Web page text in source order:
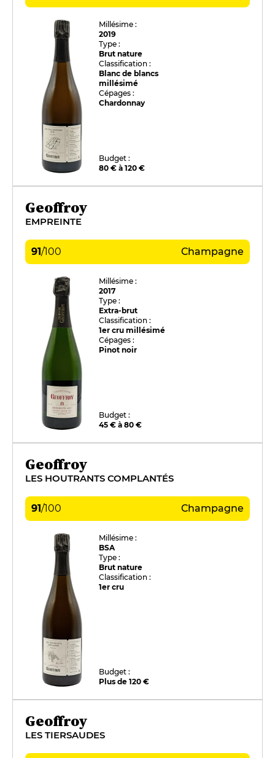
Millésime :
2019
Type :
Brut nature
Classification :
Blanc de blancs
millésimé
Cépages :
Chardonnay
Budget :
80 € à 120 €
Geoffroy
EMPREINTE
91/100 Champagne
Millésime :
2017
Type :
Extra-brut
Classification :
1er cru millésimé
Cépages :
Pinot noir
Budget :
45 € à 80 €
Geoffroy
LES HOUTRANTS COMPLANTÉS
91/100 Champagne
Millésime :
BSA
Type :
Brut nature
Classification :
1er cru
Budget :
Plus de 120 €
Geoffroy
LES TIERSAUDES